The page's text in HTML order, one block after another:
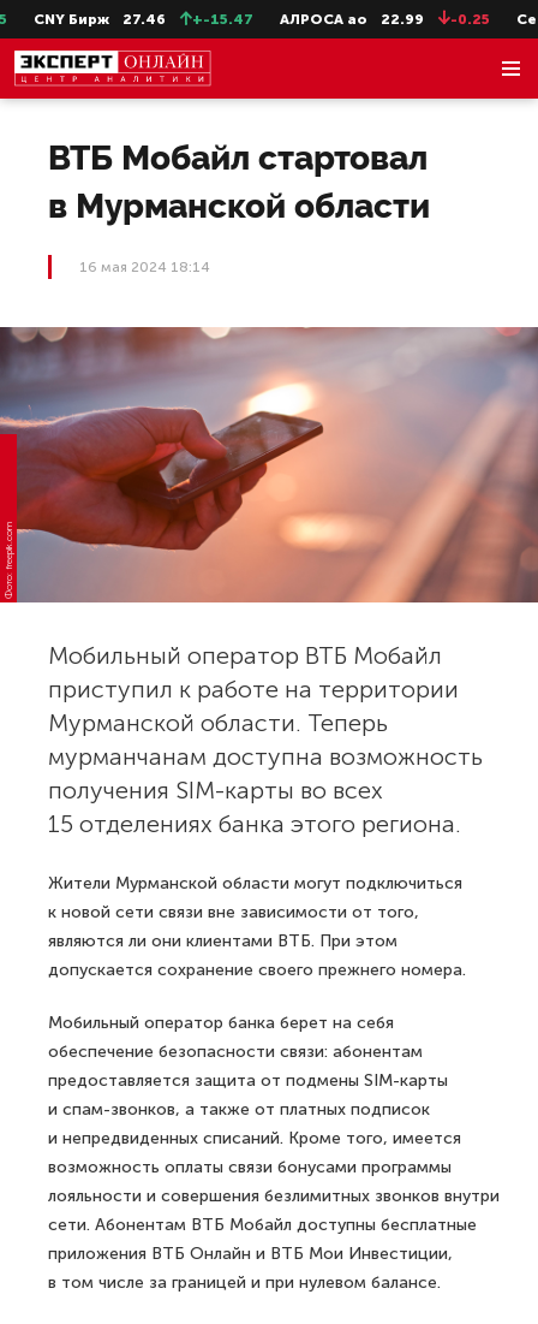
CNY Бирж 27.46 +-15.47 АЛРОСА ао 22.99 -0.25
ВТБ Мобайл стартовал
в Мурманской области
16 мая 2024 18:14
Фото: freepik.com
Мобильный оператор ВТБ Мобайл
приступил к работе на территории
Мурманской области. Теперь
мурманчанам доступна возможность
получения SIM-карты во всех
15 отделениях банка этого региона.
Жители Мурманской области могут подключиться
к новой сети связи вне зависимости от того,
являются ли они клиентами ВТБ. При этом
допускается сохранение своего прежнего номера.
Мобильный оператор банка берет на себя
обеспечение безопасности связи: абонентам
предоставляется защита от подмены SIM-карты
и спам-звонков, а также от платных подписок
и непредвиденных списаний. Кроме того, имеется
возможность оплаты связи бонусами программы
лояльности и совершения безлимитных звонков внутри
сети. Абонентам ВТБ Мобайл доступны бесплатные
приложения ВТБ Онлайн и ВТБ Мои Инвестиции,
в том числе за границей и при нулевом балансе.